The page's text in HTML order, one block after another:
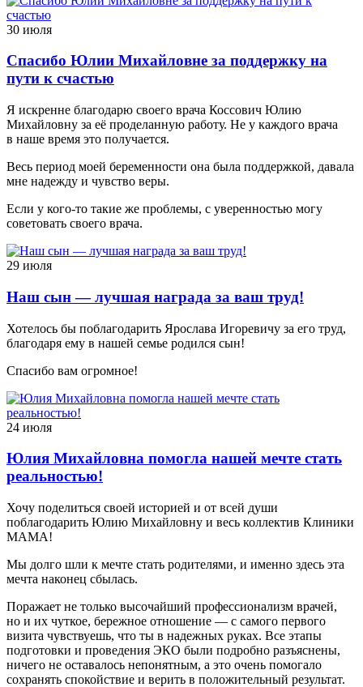
30 июля
Спасибо Юлии Михайловне за поддержку на
пути к счастью
Я искренне благодарю своего врача Коссович Юлию
Михайловну за её проделанную работу. Не у каждого врача
в наше время это получается.
Весь период моей беременности она была поддержкой, давала
мне надежду и чувство веры.
Если у кого-то такие же проблемы, с уверенностью могу
советовать своего врача.
29 июля
Наш сын — лучшая награда за ваш труд!
Хотелось бы поблагодарить Ярослава Игоревичу за его труд,
благодаря ему в нашей семье родился сын!
Спасибо вам огромное!
24 июля
Юлия Михайловна помогла нашей мечте стать
реальностью!
Хочу поделиться своей историей и от всей души
поблагодарить Юлию Михайловну и весь коллектив Клиники
МАМА!
Мы долго шли к мечте стать родителями, и именно здесь эта
мечта наконец сбылась.
Поражает не только высочайший профессионализм врачей,
но и их чуткое, бережное отношение — с самого первого
визита чувствуешь, что ты в надежных руках. Все этапы
подготовки и проведения ЭКО были подробно разъяснены,
ничего не оставалось непонятным, а это очень помогало
сохранять спокойствие и верить в положительный результат.